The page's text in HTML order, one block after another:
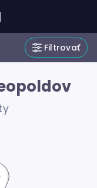
Filtrovať